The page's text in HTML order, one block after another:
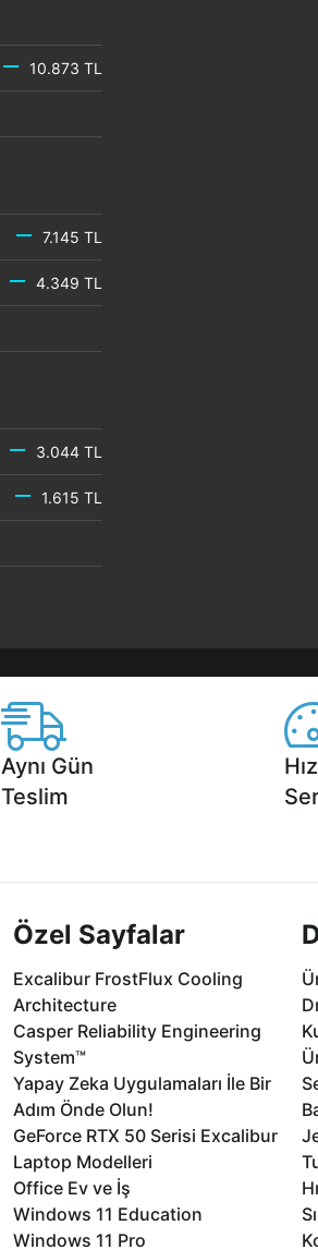
10.873 TL
7.145 TL
4.349 TL
3.044 TL
1.615 TL
Aynı Gün
Teslim
Özel Sayfalar
Excalibur FrostFlux Cooling
Architecture
Casper Reliability Engineering
System™
Yapay Zeka Uygulamaları İle Bir
Adım Önde Olun!
GeForce RTX 50 Serisi Excalibur
Laptop Modelleri
Office Ev ve İş
Windows 11 Education
Windows 11 Pro